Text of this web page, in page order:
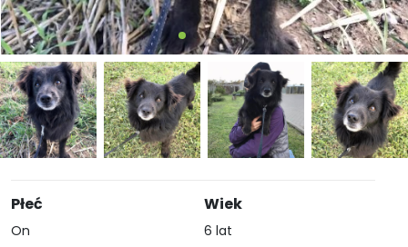
Płeć
On
Wiek
6 lat